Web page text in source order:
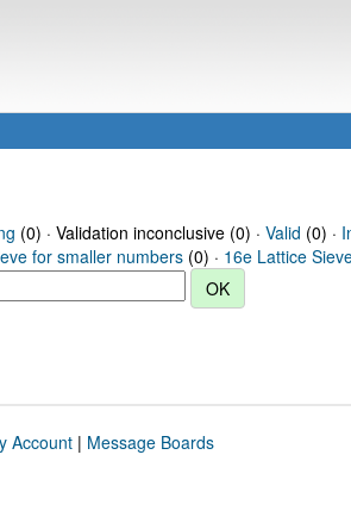
(0) · Validation inconclusive (0) · Valid (0) ·
for smaller numbers (0) · 16e Lattice
Account| Message Boards